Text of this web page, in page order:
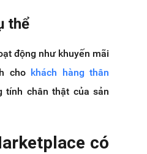
thể
động như khuyến mãi
cho khách hàng thân
tính chân thật của sản
có